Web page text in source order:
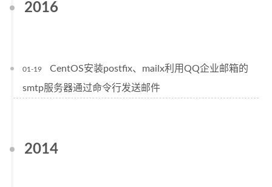
2016
01-19
CentOS安装postfix、mailx利用QQ企业邮箱的
smtp服务器通过命令行发送邮件
2014